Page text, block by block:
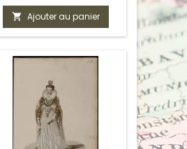
 Ajouter au panier